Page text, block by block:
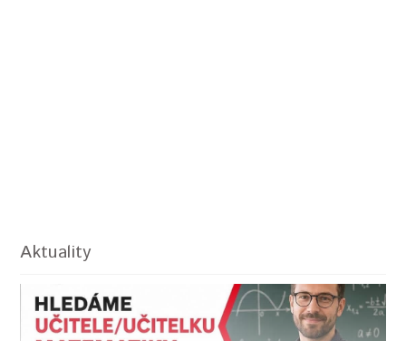
Aktuality